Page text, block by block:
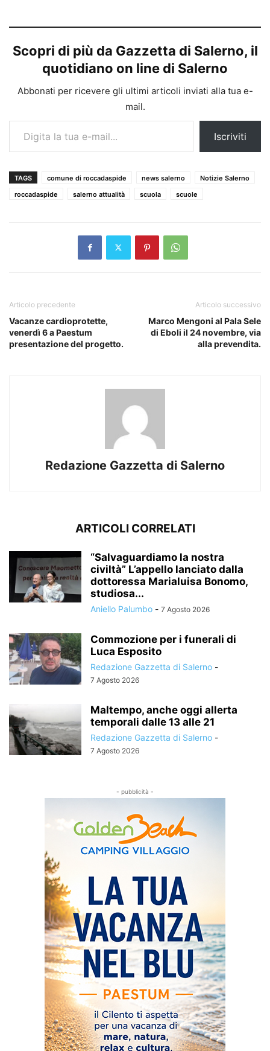
Scopri di più da Gazzetta di Salerno, il
quotidiano on line di Salerno
Abbonati per ricevere gli ultimi articoli inviati alla tua e-
mail.
Digita la tua e-mail...
Iscriviti
TAGS comune di roccadaspide news salerno
Notizie Salerno
roccadaspide
salerno attualità scuola scuole
Articolo precedente
Vacanze cardioprotette,
venerdì 6 a Paestum
presentazione del progetto.
Articolo successivo
Marco Mengoni al Pala Sele
di Eboli il 24 novembre, via
alla prevendita.
Redazione Gazzetta di Salerno
ARTICOLI CORRELATI
“Salvaguardiamo la nostra
civiltà” L’appello lanciato dalla
dottoressa Marialuisa Bonomo,
studiosa...
Aniello Palumbo - 7 Agosto 2026
Commozione per i funerali di
Luca Esposito
Redazione Gazzetta di Salerno -
7 Agosto 2026
Maltempo, anche oggi allerta
temporali dalle 13 alle 21
Redazione Gazzetta di Salerno -
7 Agosto 2026
- pubblicità -